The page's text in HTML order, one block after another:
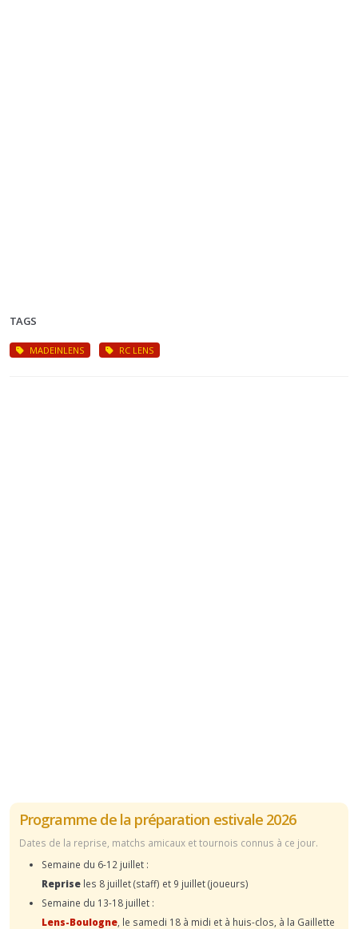
TAGS
MADEINLENS RC LENS
Programme de la préparation estivale 2026
Dates de la reprise, matchs amicaux et tournois connus à ce jour.
Semaine du 6-12 juillet :
Reprise les 8 juillet (staff) et 9 juillet (joueurs)
Semaine du 13-18 juillet :
Lens-Boulogne , le samedi 18 à midi et à huis-clos, à la Gaillette